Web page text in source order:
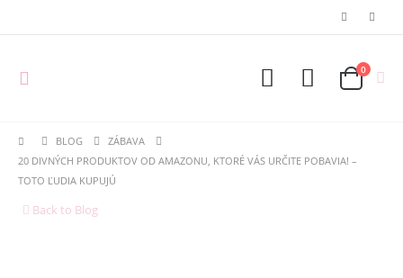
0
BLOG
ZÁBAVA
20 DIVNÝCH PRODUKTOV OD AMAZONU, KTORÉ VÁS URČITE POBAVIA! –
TOTO ĽUDIA KUPUJÚ
Back to Blog